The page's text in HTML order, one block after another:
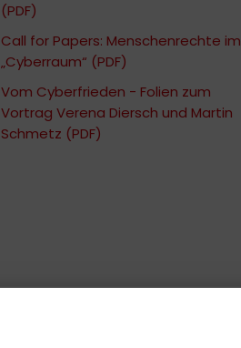
(PDF)
Call for Papers: Menschenrechte im
„Cyberraum“ (PDF)
Vom Cyberfrieden - Folien zum
Vortrag Verena Diersch und Martin
Schmetz (PDF)